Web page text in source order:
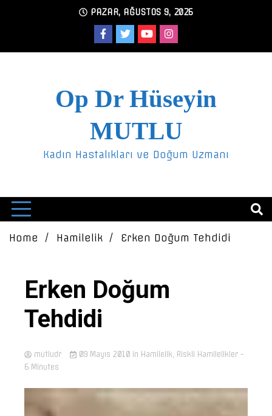
PAZAR, AĞUSTOS 9, 2026
Op Dr Hüseyin
MUTLU
Kadın Hastalıkları ve Doğum Uzmanı
Home Hamilelik Erken Doğum Tehdidi
Erken Doğum
Tehdidi
mutludr 09 Mayıs 2010 in Hamilelik, Riskli Hamilelikler -
6 Minutes